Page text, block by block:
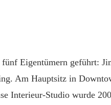
Eigentümern geführt:
Am Hauptsitz in
Interieur-Studio wurde